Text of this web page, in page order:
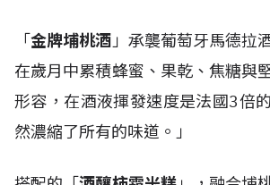
「金牌埔桃酒」承襲葡萄牙馬德拉
在歲月中累積蜂蜜、果乾、焦糖與
形容，在酒液揮發速度是法國3倍
然濃縮了所有的味道。」